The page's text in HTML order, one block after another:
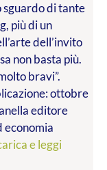
sguardo di tante
più di un
dell’invito
non basta più.
bravi”.
ottobre
editore
economia
e leggi